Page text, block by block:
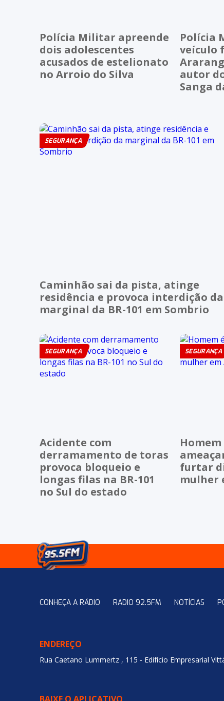
Polícia Militar apreende
dois adolescentes
acusados de estelionato
no Arroio do Silva
Polícia
veículo
autor
Sanga
SEGURANÇA
Caminhão sai da pista, atinge
residência e provoca interdição da
marginal da BR-101 em Sombrio
SEGURANÇA
Acidente com
derramamento de toras
provoca bloqueio e
longas filas na BR-101
no Sul do estado
SEGURANÇA
Homem
furtar
mulher
CONHEÇA A RÁDIO RADIO 92.5FM NOTÍCIAS
ENDEREÇO
Rua Caetano Lummertz , 115 - Edifício Empresarial
BAIXE O APLICATIVO